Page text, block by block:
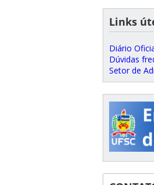
Links
Diário
Dúvidas
Setor de